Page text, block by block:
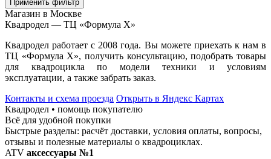
Применить фильтр
Магазин в Москве
Квадродел — ТЦ «Формула Х»
Квадродел работает с 2008 года. Вы можете приехать к нам в
ТЦ «Формула Х», получить консультацию, подобрать товары
для квадроцикла по модели техники и условиям
эксплуатации, а также забрать заказ.
Контакты и схема проезда Открыть в Яндекс Картах
Квадродел • помощь покупателю
Всё для удобной покупки
Быстрые разделы: расчёт доставки, условия оплаты, вопросы,
отзывы и полезные материалы о квадроциклах.
ATV аксессуары №1